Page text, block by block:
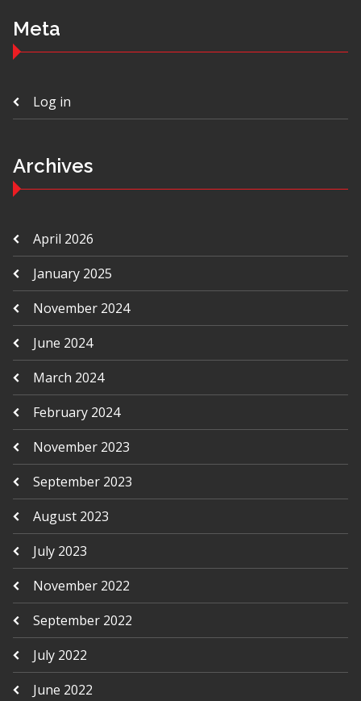
Meta
Log in
Archives
April 2026
January 2025
November 2024
June 2024
March 2024
February 2024
November 2023
September 2023
August 2023
July 2023
November 2022
September 2022
July 2022
June 2022